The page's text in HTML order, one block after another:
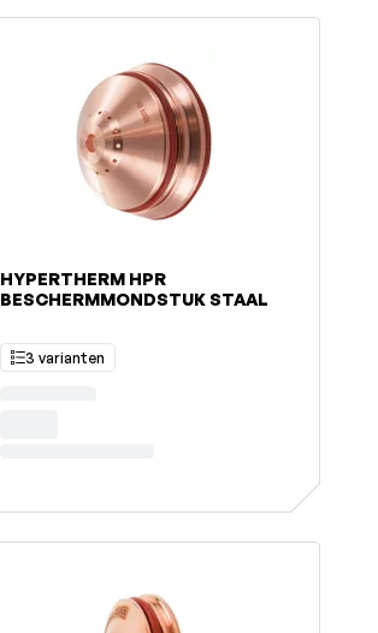
HYPERTHERM HPR
BESCHERMMONDSTUK STAAL
3 varianten